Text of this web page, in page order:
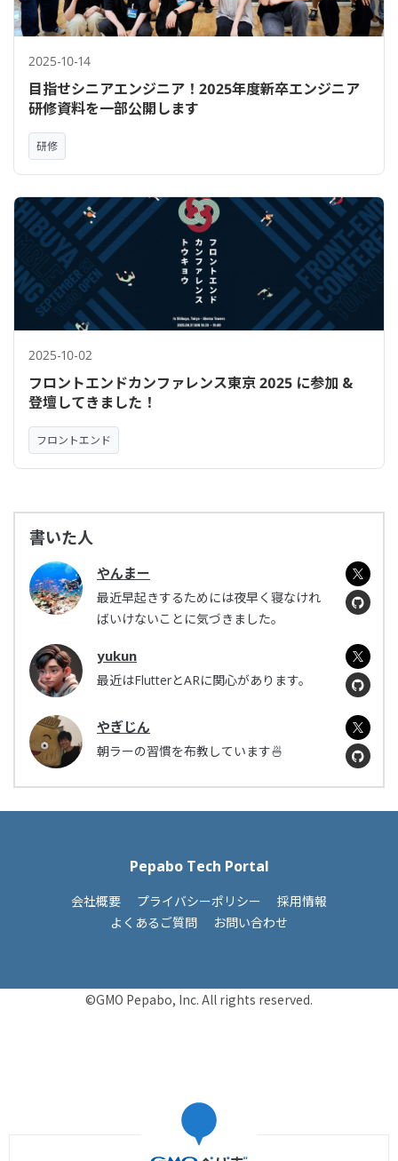
2025-10-14
目指せシニアエンジニア！2025年度新卒エンジニア
研修資料を一部公開します
研修
2025-10-02
フロントエンドカンファレンス東京 2025 に参加 &
登壇してきました！
フロントエンド
書いた人
やんまー
最近早起きするためには夜早く寝なけれ
ばいけないことに気づきました。
yukun
最近はFlutterとARに関心があります。
やぎじん
朝ラーの習慣を布教しています🍜
Pepabo Tech Portal
会社概要 プライバシーポリシー
採用情報
よくあるご質問
お問い合わせ
©GMO Pepabo, Inc. All rights reserved.